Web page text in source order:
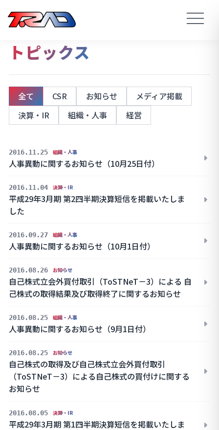
トピックス
全て CSR お知らせ
メディア掲載
決算・IR
組織・人事 経営
2016.11.25 組織・人事
人事異動に関するお知らせ（10月25日付）
2016.11.04 決算・IR
平成29年3月期 第2四半期決算短信を掲載いたしま
した
2016.09.27 組織・人事
人事異動に関するお知らせ（10月1日付）
2016.08.26 お知らせ
自己株式立会外買付取引（ToSTNeT－3）による 自
己株式の取得結果及び取得終了に関するお知らせ
2016.08.25 組織・人事
人事異動に関するお知らせ（9月1日付）
2016.08.25 お知らせ
自己株式の取得及び自己株式立会外買付取引
（ToSTNeT－3）による自己株式の買付けに関する
お知らせ
2016.08.05 決算・IR
平成29年3月期 第1四半期決算短信を掲載いたしま